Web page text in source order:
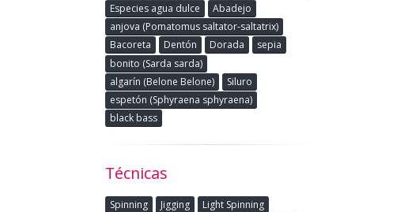
Especies agua dulce
Abadejo
anjova (Pomatomus saltator-saltatrix)
Bacoreta
Dentón Dorada
sepia
bonito (Sarda sarda)
algarín (Belone Belone)
Siluro
espetón (Sphyraena sphyraena)
black bass
Técnicas
Spinning Jigging
Light Spinning